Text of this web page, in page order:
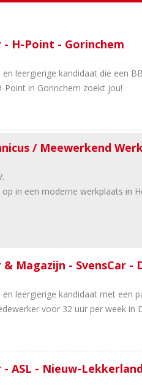
H-Point - Gorinchem
leergierige kandidaat die een
Point in Gorinchem zoekt jou!
/ Meewerkend
in een moderne werkplaats in
Magazijn - SvensCar -
leergierige kandidaat met een
voor 32 uur per week in
ASL - Nieuw-Lekkerland